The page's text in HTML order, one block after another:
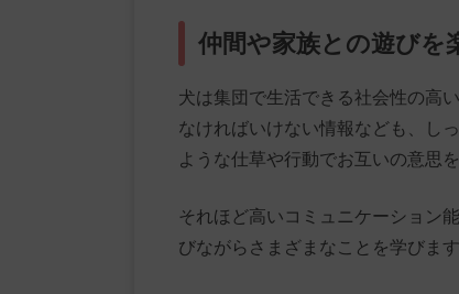
仲間や家族との遊びを
犬は集団で生活できる社会性の高
なければいけない情報なども、し
ような仕草や行動でお互いの意思
それほど高いコミュニケーション
びながらさまざまなことを学びます